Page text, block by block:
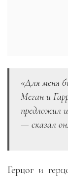
«Для меня
Меган и
предложил
— сказал он.
Герцог и